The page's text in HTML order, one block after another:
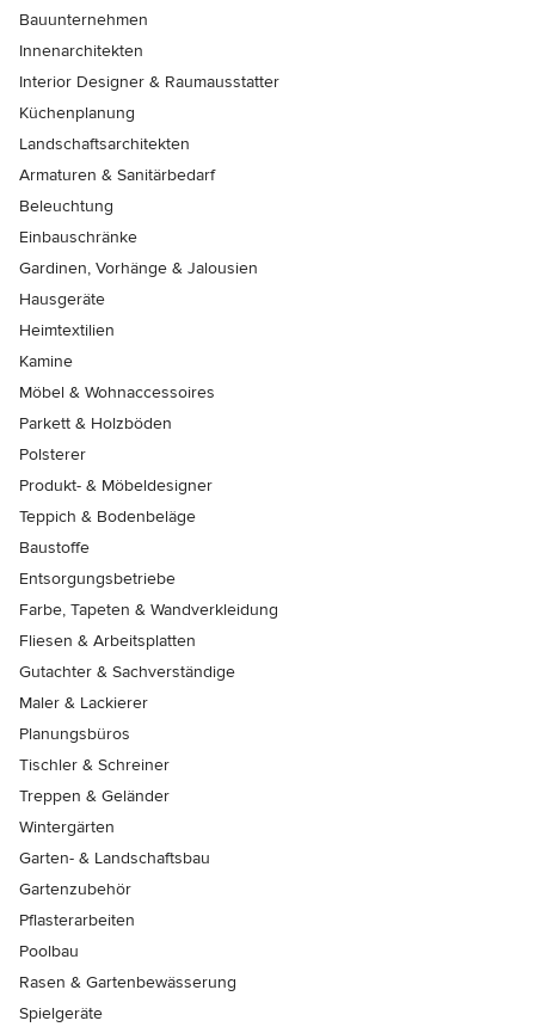
Bauunternehmen
Innenarchitekten
Interior Designer & Raumausstatter
Küchenplanung
Landschaftsarchitekten
Armaturen & Sanitärbedarf
Beleuchtung
Einbauschränke
Gardinen, Vorhänge & Jalousien
Hausgeräte
Heimtextilien
Kamine
Möbel & Wohnaccessoires
Parkett & Holzböden
Polsterer
Produkt- & Möbeldesigner
Teppich & Bodenbeläge
Baustoffe
Entsorgungsbetriebe
Farbe, Tapeten & Wandverkleidung
Fliesen & Arbeitsplatten
Gutachter & Sachverständige
Maler & Lackierer
Planungsbüros
Tischler & Schreiner
Treppen & Geländer
Wintergärten
Garten- & Landschaftsbau
Gartenzubehör
Pflasterarbeiten
Poolbau
Rasen & Gartenbewässerung
Spielgeräte